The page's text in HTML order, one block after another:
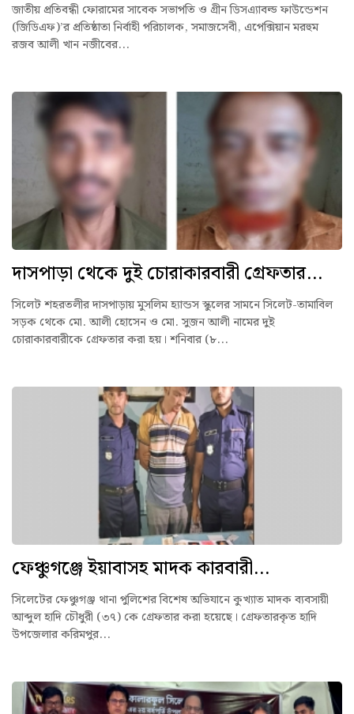
জাতীয় প্রতিবন্ধী ফোরামের সাবেক সভাপতি ও গ্রীন ডিসএ্যাবল্ড ফাউন্ডেশন
(জিডিএফ)’র প্রতিষ্ঠাতা নির্বাহী পরিচালক, সমাজসেবী, এপেক্সিয়ান মরহুম
রজব আলী খান নজীবের...
দাসপাড়া থেকে দুই চোরাকারবারী গ্রেফতার...
সিলেট শহরতলীর দাসপাড়ায় মুসলিম হ্যান্ডস স্কুলের সামনে সিলেট-তামাবিল
সড়ক থেকে মো. আলী হোসেন ও মো. সুজন আলী নামের দুই
চোরাকারবারীকে গ্রেফতার করা হয়। শনিবার (৮...
ফেঞ্চুগঞ্জে ইয়াবাসহ মাদক কারবারী...
সিলেটের ফেঞ্চুগঞ্জ থানা পুলিশের বিশেষ অভিযানে কুখ্যাত মাদক ব্যবসায়ী
আব্দুল হাদি চৌধুরী (৩৭) কে গ্রেফতার করা হয়েছে। গ্রেফতারকৃত হাদি
উপজেলার করিমপুর...